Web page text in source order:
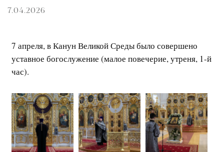
7.04.2026
7 апреля, в Канун Великой Среды было совершено
уставное богослужение (малое повечерие, утреня, 1-й
час).